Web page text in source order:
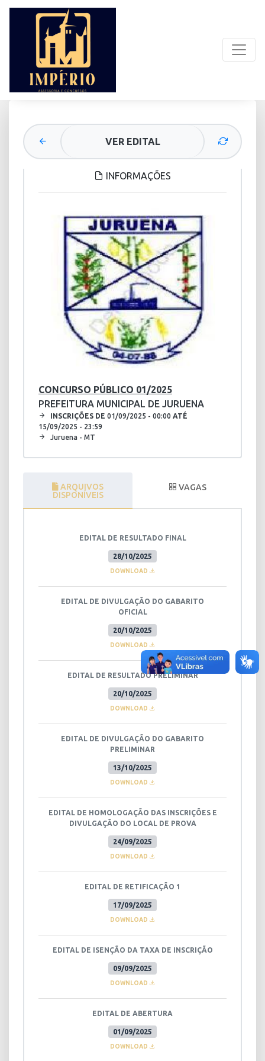
VER EDITAL
INFORMAÇÕES
CONCURSO PÚBLICO 01/2025
PREFEITURA MUNICIPAL DE JURUENA
INSCRIÇÕES DE 01/09/2025 - 00:00 ATÉ
15/09/2025 - 23:59
Juruena - MT
ARQUIVOS
DISPONÍVEIS
VAGAS
28/10/2025
EDITAL DE RESULTADO FINAL
DOWNLOAD
20/10/2025
EDITAL DE DIVULGAÇÃO DO GABARITO
OFICIAL
DOWNLOAD
20/10/2025
EDITAL DE RESULTADO PRELIMINAR
DOWNLOAD
13/10/2025
EDITAL DE DIVULGAÇÃO DO GABARITO
PRELIMINAR
DOWNLOAD
24/09/2025
EDITAL DE HOMOLOGAÇÃO DAS INSCRIÇÕES E
DIVULGAÇÃO DO LOCAL DE PROVA
DOWNLOAD
17/09/2025
EDITAL DE RETIFICAÇÃO 1
DOWNLOAD
09/09/2025
EDITAL DE ISENÇÃO DA TAXA DE INSCRIÇÃO
DOWNLOAD
01/09/2025
EDITAL DE ABERTURA
DOWNLOAD